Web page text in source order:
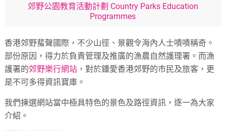
郊野公園教育活動計劃 Country Parks Education
Programmes
香港郊野蜚聲國際，不少山徑、景觀令海內人士嘖嘖稱奇。
部份原因，得力於負責管理及推廣的漁農自然護理署。而漁
護署的郊野樂行網站 ，對於鍾愛香港郊野的市民及旅客，更
是不可多得資訊寶庫。
我們揀選網站當中極具特色的景色及路徑資訊，逐一為大家
介紹。